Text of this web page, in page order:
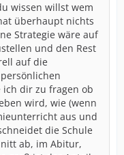
wissen willst wem
überhaupt nichts
Strategie wäre auf
und den Rest
auf die
ich dir zu fragen ob
wird, wie (wenn
aus und
die Schule
ab, im Abitur,